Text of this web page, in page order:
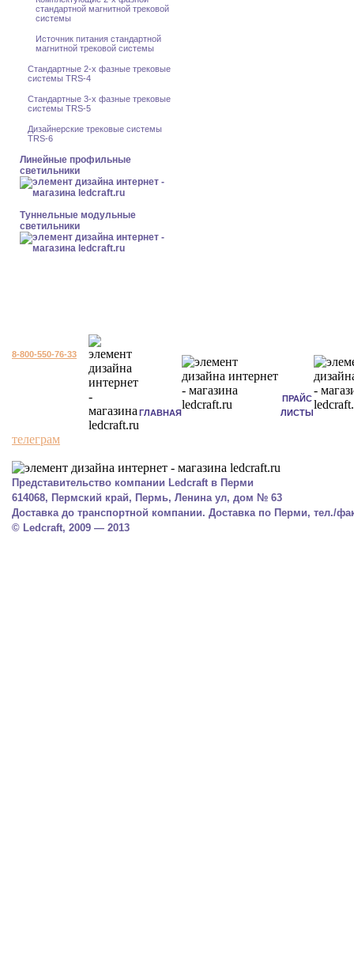
стандартной магнитной трековой
системы
Источник питания стандартной
магнитной трековой системы
Стандартные 2-x фазные трековые
системы TRS-4
Стандартные 3-x фазные трековые
системы TRS-5
Дизайнерские трековые системы
TRS-6
Линейные профильные
светильники
Туннельные модульные
светильники
8-800-550-76-33
ГЛАВНАЯ
ПРАЙС
ЛИСТЫ
телеграм
Представительство компании Ledcraft в Перми
614068, Пермский край, Пермь, Ленина ул, дом № 63
Доставка до транспортной компании. Доставка по Перми, тел./
© Ledcraft, 2009 — 2013